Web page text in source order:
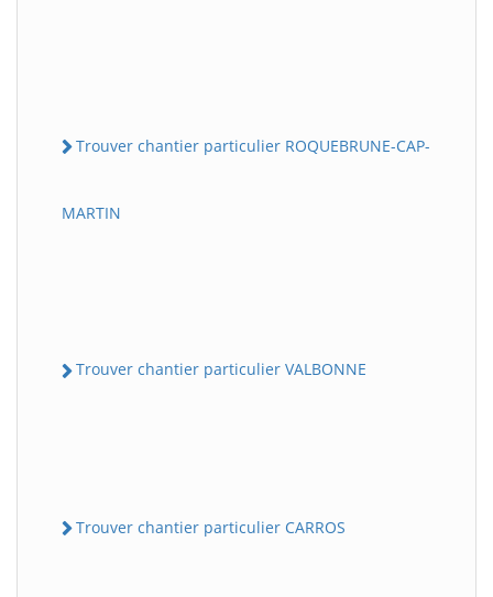
Trouver chantier particulier ROQUEBRUNE-CAP-
MARTIN
Trouver chantier particulier VALBONNE
Trouver chantier particulier CARROS